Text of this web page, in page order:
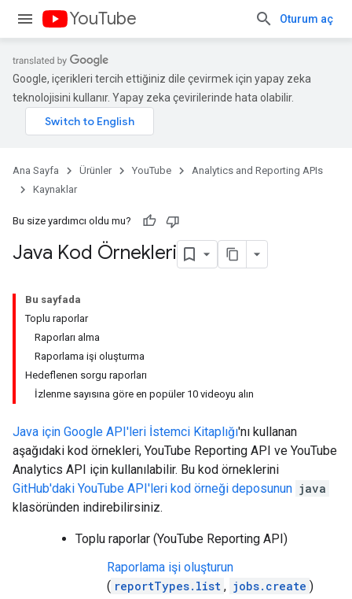
YouTube Oturum aç
Google, içerikleri tercih ettiğiniz dile çevirmek için yapay zeka
teknolojisini kullanır. Yapay zeka çevirilerinde hata olabilir.
Ana Sayfa Ürünler YouTube
Analytics and Reporting APIs
Kaynaklar
Bu size yardımcı oldu mu?
Java Kod Örnekleri
Bu sayfada
Toplu raporlar
Raporları alma
Raporlama işi oluşturma
Hedeflenen sorgu raporları
İzlenme sayısına göre en popüler 10 videoyu alın
Java için Google API'leri İstemci Kitaplığı'nı kullanan
aşağıdaki kod örnekleri, YouTube Reporting API ve YouTube
Analytics API için kullanılabilir. Bu kod örneklerini
GitHub'daki YouTube API'leri kod örneği deposunun java
klasöründen indirebilirsiniz.
Toplu raporlar (YouTube Reporting API)
Raporlama işi oluşturun
( reportTypes.list , jobs.create )